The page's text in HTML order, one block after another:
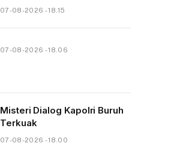
07-08-2026 - 18.15
07-08-2026 - 18.06
Misteri Dialog Kapolri Buruh
Terkuak
07-08-2026 - 18.00